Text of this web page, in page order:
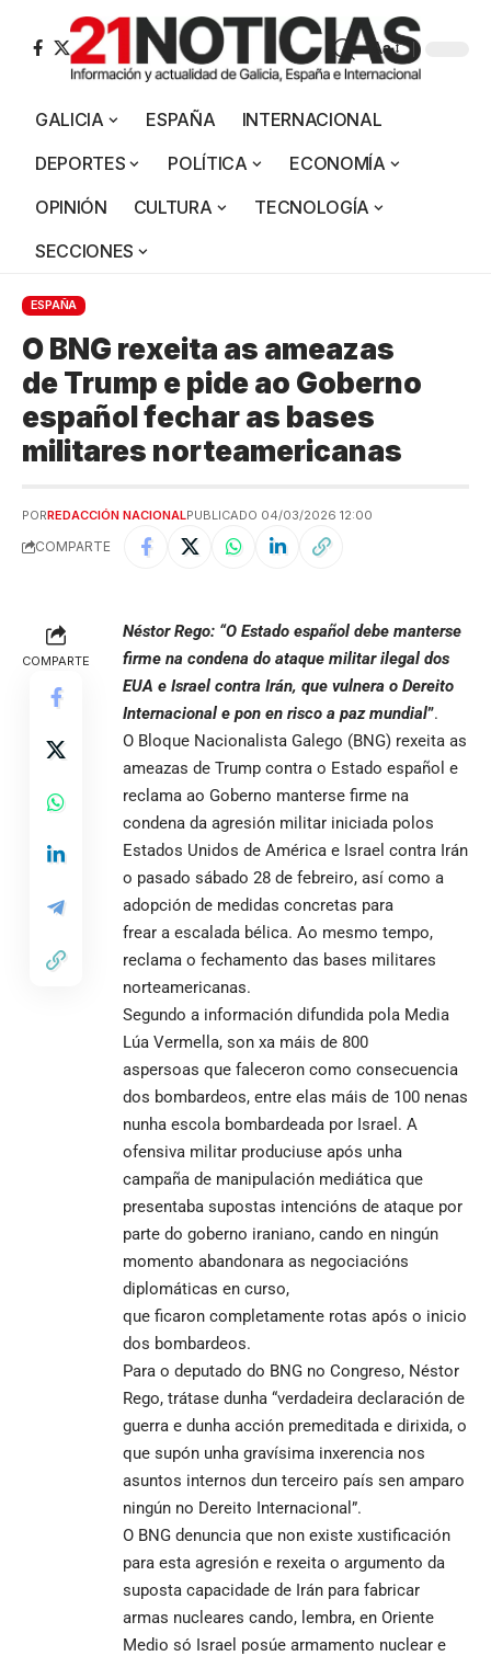
Aa
GALICIA ESPAÑA
INTERNACIONAL
DEPORTES
POLÍTICA
ECONOMÍA
OPINIÓN
CULTURA
TECNOLOGÍA
SECCIONES
ESPAÑA
O BNG rexeita as ameazas
de Trump e pide ao Goberno
español fechar as bases
militares norteamericanas
PORREDACCIÓN NACIONALPUBLICADO 04/03/2026 12:00
COMPARTE
COMPARTE
Néstor Rego: “O Estado español debe manterse
firme na condena do ataque militar ilegal dos
EUA e Israel contra Irán, que vulnera o Dereito
Internacional e pon en risco a paz mundial”.
O Bloque Nacionalista Galego (BNG) rexeita as
ameazas de Trump contra o Estado español e
reclama ao Goberno manterse firme na
condena da agresión militar iniciada polos
Estados Unidos de América e Israel contra Irán
o pasado sábado 28 de febreiro, así como a
adopción de medidas concretas para
frear a escalada bélica. Ao mesmo tempo,
reclama o fechamento das bases militares
norteamericanas.
Segundo a información difundida pola Media
Lúa Vermella, son xa máis de 800
aspersoas que faleceron como consecuencia
dos bombardeos, entre elas máis de 100 nenas
nunha escola bombardeada por Israel. A
ofensiva militar produciuse após unha
campaña de manipulación mediática que
presentaba supostas intencións de ataque por
parte do goberno iraniano, cando en ningún
momento abandonara as negociacións
diplomáticas en curso,
que ficaron completamente rotas após o inicio
dos bombardeos.
Para o deputado do BNG no Congreso, Néstor
Rego, trátase dunha “verdadeira declaración de
guerra e dunha acción premeditada e dirixida, o
que supón unha gravísima inxerencia nos
asuntos internos dun terceiro país sen amparo
ningún no Dereito Internacional”.
O BNG denuncia que non existe xustificación
para esta agresión e rexeita o argumento da
suposta capacidade de Irán para fabricar
armas nucleares cando, lembra, en Oriente
Medio só Israel posúe armamento nuclear e